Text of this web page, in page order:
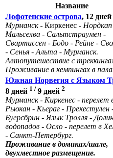
Название
Лофотенские острова, 12 дней
Мурманск - Киркенес -
Мальселва - Сальтстраумен -
Свартиссен - Бодо - Рейне -
- Сенья - Альта - Мурманск.
Автопутешествие с
Проживание в кемпингах в
Южная Норвегия с Языком
8 дней 1 / 9 дней 2
Мурманск - Киркенес - перелет
Рьюкан - Кьераг - Прекестулен
Буерсбрин - Язык Тролля -
водопадов - Осло - перелет в
- Санкт-Петербург.
Проживание в домиках/шале,
двухместное размещение.